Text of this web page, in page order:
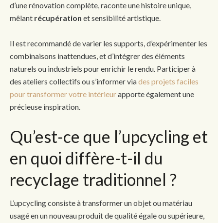
d’une rénovation complète, raconte une histoire unique,
mêlant récupération et sensibilité artistique.
Il est recommandé de varier les supports, d’expérimenter les
combinaisons inattendues, et d’intégrer des éléments
naturels ou industriels pour enrichir le rendu. Participer à
des ateliers collectifs ou s’informer viades projets faciles
pour transformer votre intérieurapporte également une
précieuse inspiration.
Qu’est-ce que l’upcycling et
en quoi diffère-t-il du
recyclage traditionnel ?
L’upcycling consiste à transformer un objet ou matériau
usagé en un nouveau produit de qualité égale ou supérieure,